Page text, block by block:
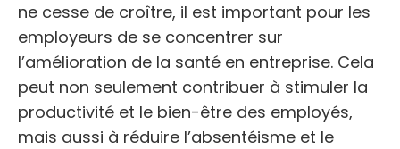
ne cesse de croître, il est important pour les
employeurs de se concentrer sur
l’amélioration de la santé en entreprise. Cela
peut non seulement contribuer à stimuler la
productivité et le bien-être des employés,
mais aussi à réduire l’absentéisme et le